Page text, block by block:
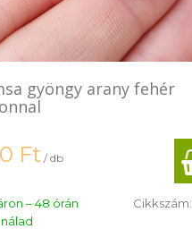
gyöngy arany fehér
Ft / db
– 48 órán
Cikkszám: